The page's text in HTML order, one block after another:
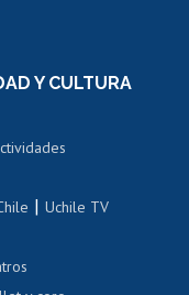
movilidad interna
de renta
de renta
sexual y violencia
Y CULTURA
|Uchile TV